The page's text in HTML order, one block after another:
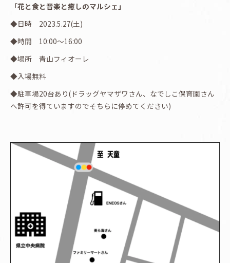
「花と食と音楽と癒しのマルシェ」
◆日時 2023.5.27(土)
◆時間 10:00～16:00
◆場所 青山フィオーレ
◆入場無料
◆駐車場20台あり(ドラッグヤマザワさん、なでしこ保育園さん
へ許可を得ていますのでそちらに停めてください)